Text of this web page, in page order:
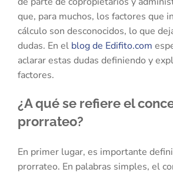
que, para muchos, los factores que
cálculo son desconocidos, lo que
dudas. En el blog de Edifito.com
aclarar estas dudas definiendo y
factores.
¿A qué se refiere el
prorrateo?
En primer lugar, es importante
prorrateo. En palabras simples, el